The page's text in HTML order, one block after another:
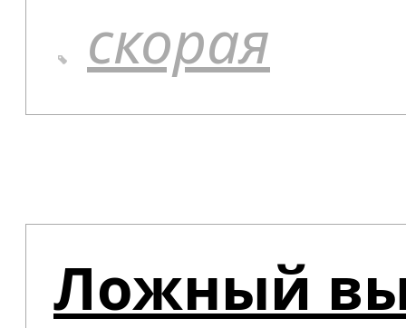
скорая
Ложный